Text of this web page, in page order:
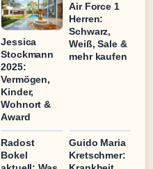
Jessica
Stockmann
2025:
Vermögen,
Kinder,
Wohnort &
Award
Air Force 1
Herren:
Schwarz,
Weiß, Sale &
mehr kaufen
Radost
Bokel
Guido Maria
Kretschmer: